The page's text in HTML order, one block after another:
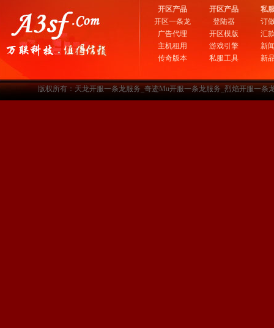
开区产品
开区一条龙
广告代理
主机租用
传奇版本
开区产品
登陆器
开区模版
游戏引擎
私服工具
私
订
汇
新
新
版权所有：天龙开服一条龙服务_奇迹Mu开服一条龙服务_烈焰开服一条